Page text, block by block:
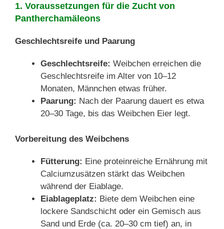
1. Voraussetzungen für die Zucht von
Pantherchamäleons
Geschlechtsreife und Paarung
Geschlechtsreife: Weibchen erreichen die
Geschlechtsreife im Alter von 10–12
Monaten, Männchen etwas früher.
Paarung: Nach der Paarung dauert es etwa
20–30 Tage, bis das Weibchen Eier legt.
Vorbereitung des Weibchens
Fütterung: Eine proteinreiche Ernährung mit
Calciumzusätzen stärkt das Weibchen
während der Eiablage.
Eiablageplatz: Biete dem Weibchen eine
lockere Sandschicht oder ein Gemisch aus
Sand und Erde (ca. 20–30 cm tief) an, in